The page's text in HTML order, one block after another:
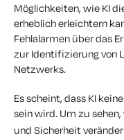
Möglichkeiten, wie KI
erheblich erleichtern
Fehlalarmen über das
zur Identifizierung von
Netzwerks.
Es scheint, dass KI
sein wird. Um zu
und Sicherheit